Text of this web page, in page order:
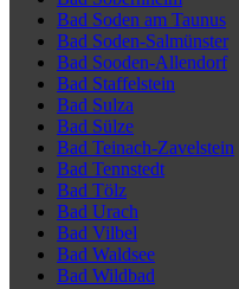
Bad Soden am Taunus
Bad Soden-Salmünster
Bad Sooden-Allendorf
Bad Staffelstein
Bad Sulza
Bad Sülze
Bad Teinach-Zavelstein
Bad Tennstedt
Bad Tölz
Bad Urach
Bad Vilbel
Bad Waldsee
Bad Wildbad